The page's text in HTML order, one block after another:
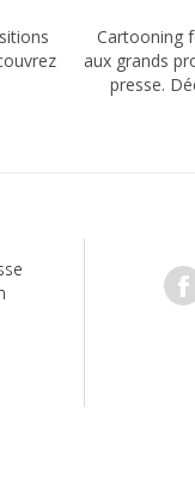
Cartooning
aux grands
presse.